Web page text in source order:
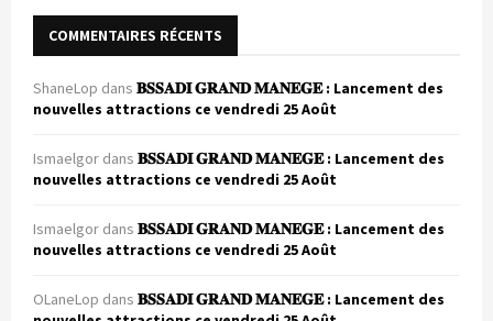
COMMENTAIRES RÉCENTS
ShaneLop dans 𝐁𝐒𝐒𝐀𝐃𝐈 𝐆𝐑𝐀𝐍𝐃 𝐌𝐀𝐍𝐄𝐆𝐄 : Lancement des
nouvelles attractions ce vendredi 25 Août
Ismaelgor dans 𝐁𝐒𝐒𝐀𝐃𝐈 𝐆𝐑𝐀𝐍𝐃 𝐌𝐀𝐍𝐄𝐆𝐄 : Lancement des
nouvelles attractions ce vendredi 25 Août
Ismaelgor dans 𝐁𝐒𝐒𝐀𝐃𝐈 𝐆𝐑𝐀𝐍𝐃 𝐌𝐀𝐍𝐄𝐆𝐄 : Lancement des
nouvelles attractions ce vendredi 25 Août
OLaneLop dans 𝐁𝐒𝐒𝐀𝐃𝐈 𝐆𝐑𝐀𝐍𝐃 𝐌𝐀𝐍𝐄𝐆𝐄 : Lancement des